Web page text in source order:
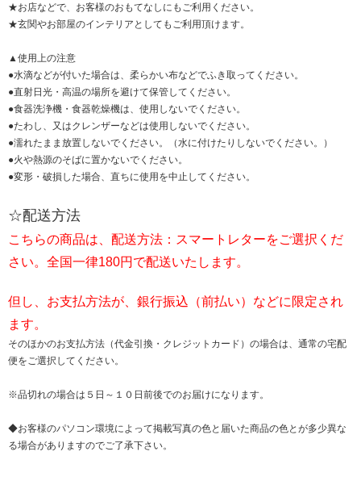
★お店などで、お客様のおもてなしにもご利用ください。
★玄関やお部屋のインテリアとしてもご利用頂けます。
▲使用上の注意
●水滴などが付いた場合は、柔らかい布などでふき取ってください。
●直射日光・高温の場所を避けて保管してください。
●食器洗浄機・食器乾燥機は、使用しないでください。
●たわし、又はクレンザーなどは使用しないでください。
●濡れたまま放置しないでください。（水に付けたりしないでください。）
●火や熱源のそばに置かないでください。
●変形・破損した場合、直ちに使用を中止してください。
☆配送方法
こちらの商品は、配送方法：スマートレターをご選択くだ
さい。全国一律180円で配送いたします。
但し、お支払方法が、銀行振込（前払い）などに限定され
ます。
そのほかのお支払方法（代金引換・クレジットカード）の場合は、通常の宅配
便をご選択してください。
※品切れの場合は５日～１０日前後でのお届けになります。
◆お客様のパソコン環境によって掲載写真の色と届いた商品の色とが多少異な
る場合がありますのでご了承下さい。